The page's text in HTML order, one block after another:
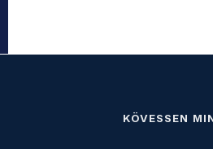
KÖVESSEN